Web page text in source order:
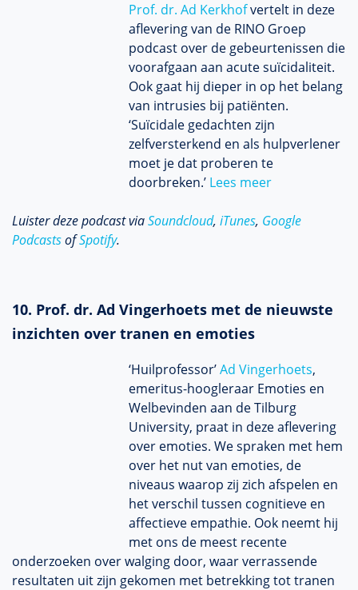
Prof. dr. Ad Kerkhofvertelt in deze
aflevering van de RINO Groep
podcast over de gebeurtenissen die
voorafgaan aan acute suïcidaliteit.
Ook gaat hij dieper in op het belang
van intrusies bij patiënten.
‘Suïcidale gedachten zijn
zelfversterkend en als hulpverlener
moet je dat proberen te
doorbreken.’ Lees meer
Luister deze podcast viaSoundcloud, iTunes, Google
PodcastsofSpotify.
10. Prof. dr. Ad Vingerhoets met de nieuwste
inzichten over tranen en emoties
‘Huilprofessor’Ad Vingerhoets,
emeritus-hoogleraar Emoties en
Welbevinden aan de Tilburg
University, praat in deze aflevering
over emoties. We spraken met hem
over het nut van emoties, de
niveaus waarop zij zich afspelen en
het verschil tussen cognitieve en
affectieve empathie. Ook neemt hij
met ons de meest recente
onderzoeken over walging door, waar verrassende
resultaten uit zijn gekomen met betrekking tot tranen